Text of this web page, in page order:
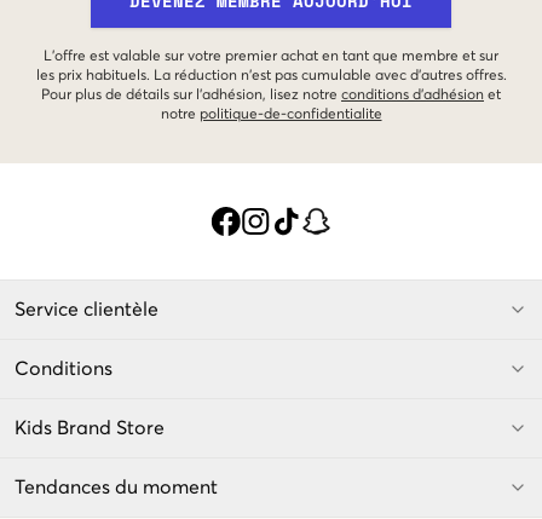
L'offre est valable sur votre premier achat en tant que membre et sur
les prix habituels. La réduction n'est pas cumulable avec d'autres offres.
Pour plus de détails sur l'adhésion, lisez notre conditions d'adhésion et
notre politique-de-confidentialite
Service clientèle
Conditions
Kids Brand Store
Tendances du moment